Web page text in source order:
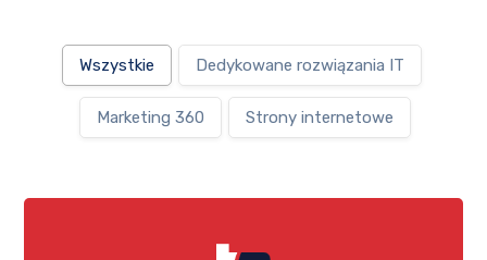
Wszystkie Dedykowane rozwiązania IT
Marketing 360 Strony internetowe